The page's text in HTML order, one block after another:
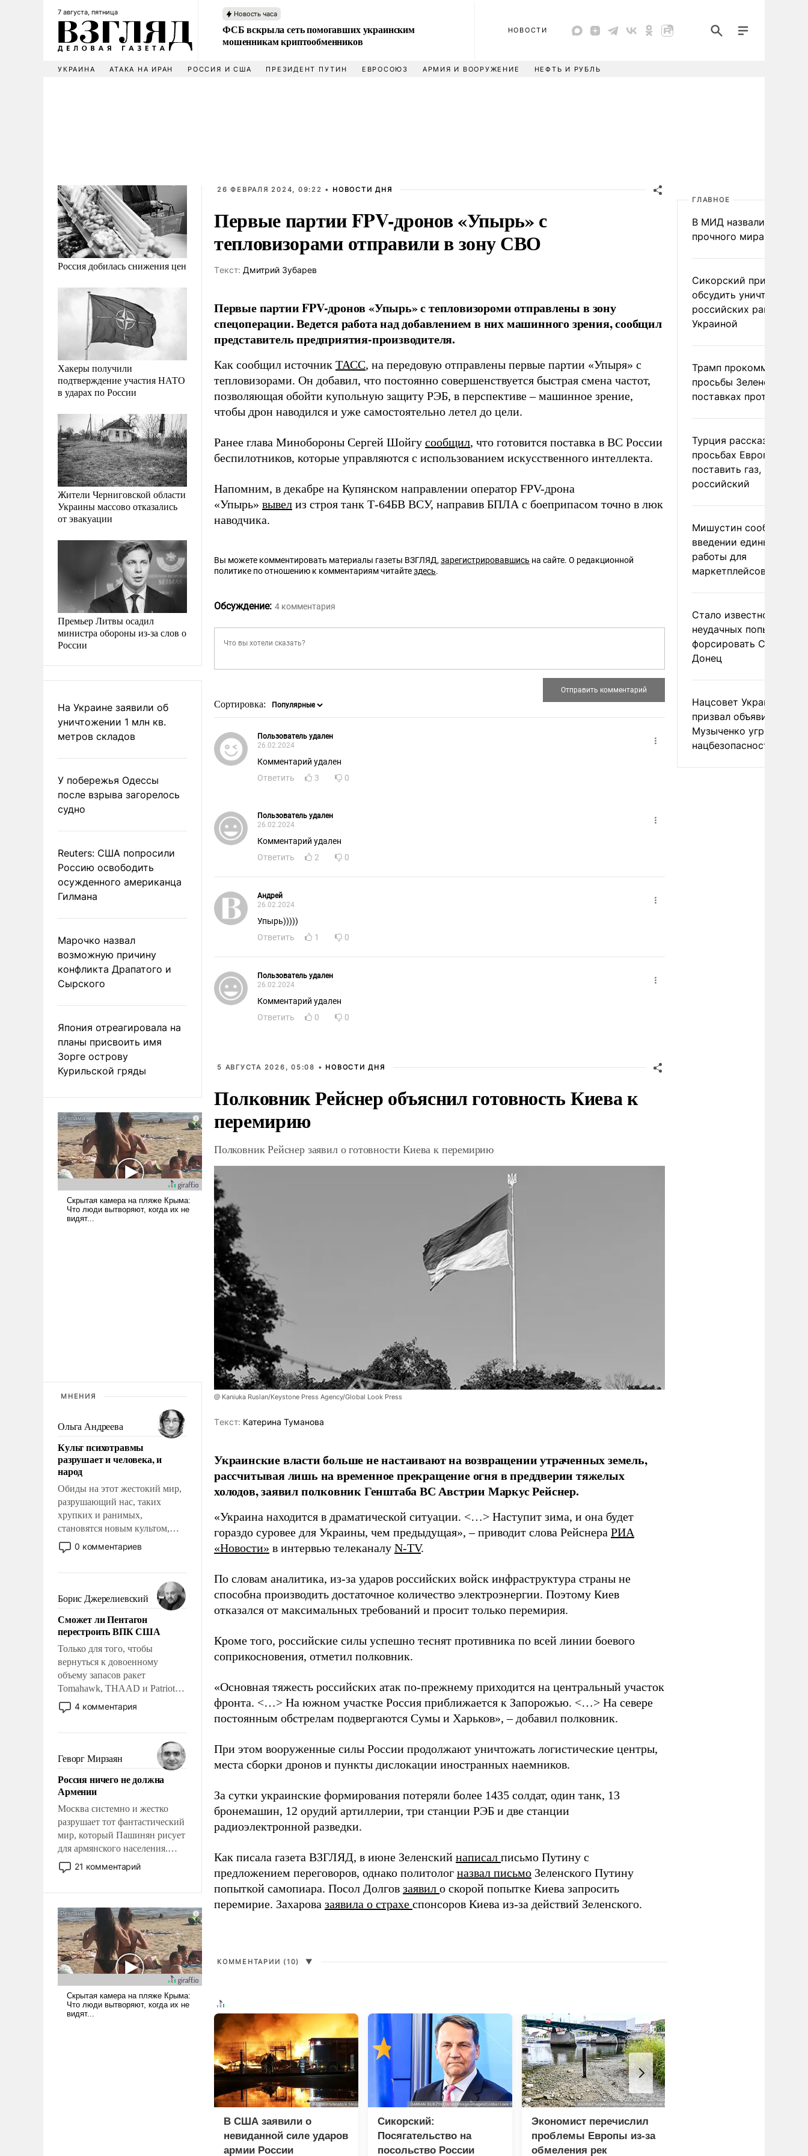
7 августа, пятница Новость часа
ФСБ вскрыла сеть помогавших украинским
мошенникам криптообменников
НОВОСТИ
УКРАИНА АТАКА НА ИРАН РОССИЯ И США ПРЕЗИДЕНТ ПУТИН ЕВРОСОЮЗ АРМИЯ И ВООРУЖЕНИЕ НЕФТЬ И РУБЛЬ
Россия добилась снижения цен
Хакеры получили
подтверждение участия НАТО
в ударах по России
Жители Черниговской области
Украины массово отказались
от эвакуации
Премьер Литвы осадил
министра обороны из-за слов о
России
На Украине заявили об
уничтожении 1 млн кв.
метров складов
У побережья Одессы
после взрыва загорелось
судно
Reuters: США попросили
Россию освободить
осужденного американца
Гилмана
Марочко назвал
возможную причину
конфликта Драпатого и
Сырского
Япония отреагировала на
планы присвоить имя
Зорге острову
Курильской гряды
МНЕНИЯ
Ольга Андреева
Культ психотравмы
разрушает и человека, и
народ
Обиды на этот жестокий мир,
разрушающий нас, таких
хрупких и ранимых,
становятся новым культом,
постепенно вытесняя и
отменяя традиционное
мужественным и твердым под
ударами судьбы, брать на себя
ответственность, помогать
слабым, идти вперед и
адаптироваться.
0 комментариев
Борис Джерелиевский
Сможет ли Пентагон
перестроить ВПК США
Только для того, чтобы
вернуться к довоенному
объему запасов ракет
Tomahawk, THAAD и Patriot
США потребуется более трех
лет. Даже небольшая война с
Сложившаяся ситуация
означает многолетний период
уязвимости США, например,
перед Китаем.
4 комментария
Геворг Мирзаян
Россия ничего не должна
Армении
Москва системно и жестко
разрушает тот фантастический
мир, который Пашинян рисует
для армянского населения.
Мир, где политические
прожекты будут безусловно
налогоплательщиков и где
Еревану за свои поступки не
нужно отвечать.
21 комментарий
26 ФЕВРАЛЯ 2024, 09:22 • НОВОСТИ ДНЯ
Первые партии FPV-дронов «Упырь» с
тепловизорами отправили в зону СВО
Tекст: Дмитрий Зубарев
Первые партии FPV-дронов «Упырь» с тепловизороми отправлены в зону
спецоперации. Ведется работа над добавлением в них машинного зрения, сообщил
представитель предприятия-производителя.
Как сообщил источник ТАСС, на передовую отправлены первые партии «Упыря» с
тепловизорами. Он добавил, что постоянно совершенствуется быстрая смена частот,
позволяющая обойти купольную защиту РЭБ, в перспективе – машинное зрение,
чтобы дрон наводился и уже самостоятельно летел до цели.
Ранее глава Минобороны Сергей Шойгу сообщил, что готовится поставка в ВС России
беспилотников, которые управляются с использованием искусственного интеллекта.
Напомним, в декабре на Купянском направлении оператор FPV-дрона
«Упырь» вывел из строя танк Т-64БВ ВСУ, направив БПЛА с боеприпасом точно в люк
наводчика.
Вы можете комментировать материалы газеты ВЗГЛЯД, зарегистрировавшись на сайте. О редакционной
политике по отношению к комментариям читайтездесь.
Обсуждение: 4 комментария
Сортировка:
Пользователь удален
26.02.2024
Комментарий удален
Ответить
3 0
Пользователь удален
26.02.2024
Комментарий удален
Ответить
2 0
Андрей
26.02.2024
Упырь)))))
Ответить
1 0
Пользователь удален
26.02.2024
Комментарий удален
Ответить
0 0
5 АВГУСТА 2026, 05:08 • НОВОСТИ ДНЯ
Полковник Рейснер объяснил готовность Киева к
перемирию
Полковник Рейснер заявил о готовности Киева к перемирию
@ Kaniuka Ruslan/Keystone Press Agency/Global Look Press
Tекст: Катерина Туманова
Украинские власти больше не настаивают на возвращении утраченных земель,
рассчитывая лишь на временное прекращение огня в преддверии тяжелых
холодов, заявил полковник Генштаба ВС Австрии Маркус Рейснер.
«Украина находится в драматической ситуации. <…> Наступит зима, и она будет
гораздо суровее для Украины, чем предыдущая», – приводит слова Рейснера РИА
«Новости» в интервью телеканалу N-TV.
По словам аналитика, из-за ударов российских войск инфраструктура страны не
способна производить достаточное количество электроэнергии. Поэтому Киев
отказался от максимальных требований и просит только перемирия.
Кроме того, российские силы успешно теснят противника по всей линии боевого
соприкосновения, отметил полковник.
«Основная тяжесть российских атак по-прежнему приходится на центральный участок
фронта. <…> На южном участке Россия приближается к Запорожью. <…> На севере
постоянным обстрелам подвергаются Сумы и Харьков», – добавил полковник.
При этом вооруженные силы России продолжают уничтожать логистические центры,
места сборки дронов и пункты дислокации иностранных наемников.
За сутки украинские формирования потеряли более 1435 солдат, один танк, 13
бронемашин, 12 орудий артиллерии, три станции РЭБ и две станции
радиоэлектронной разведки.
Как писала газета ВЗГЛЯД, в июне Зеленский написал письмо Путину с
предложением переговоров, однако политолог назвал письмо Зеленского Путину
попыткой самопиара. Посол Долгов заявил о скорой попытке Киева запросить
перемирие. Захарова заявила о страхе спонсоров Киева из-за действий Зеленского.
КОММЕНТАРИИ (10) ▼
В США заявили о
невиданной силе ударов
армии России
Сикорский:
Посягательство на
посольство России
Экономист перечислил
проблемы Европы из-за
обмеления рек
ГЛАВНОЕ
В МИД назвали условия
прочного мира на
Сикорский призвал
обсудить уничтожение
российских ракет над
Украиной
Трамп
просьбы Зеленского о
поставках
Турция рассказала о
просьбах Европы
поставить газ, но не
российский
Мишустин сообщил о
введении единых
работы для
маркетплейсов в ЕАЭС
Стало известно о
неудачных попытках
форсировать
Донец
Нацсовет Украины по
призвал объявить
Музыченко угрозой
нацбезопасности